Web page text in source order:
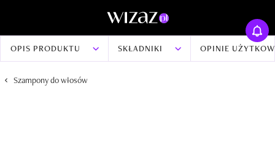
OPIS PRODUKTU SKŁADNIKI OPINIE
Szampony do włosów